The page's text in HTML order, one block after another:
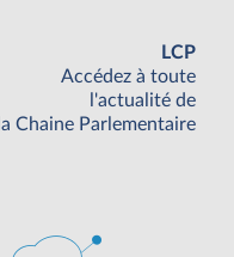
LCP
Accédez à toute
l'actualité de
la Chaine Parlementaire